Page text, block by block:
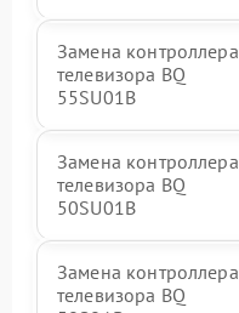
Замена контроллера
телевизора BQ
55SU01B
Замена контроллера
телевизора BQ
50SU01B
Замена контроллера
телевизора BQ